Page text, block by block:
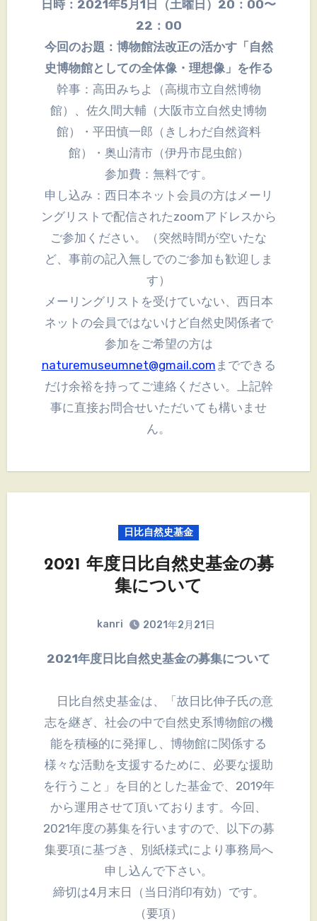
日時：2021年5月1日（土曜日）20：00〜
22：00
今回のお題：博物館法改正の活かす「自然
史博物館としての全体像・理想像」を作る
幹事：高田みちよ（高槻市立自然博物
館）、佐久間大輔（大阪市立自然史博物
館）・平田慎一郎（きしわだ自然資料
館）・奥山清市（伊丹市昆虫館）
参加費：無料です。
申し込み：西日本ネット会員の方はメーリ
ングリストで配信されたzoomアドレスから
ご参加ください。（突然時間が空いたな
ど、事前の記入無しでのご参加も歓迎しま
す）
メーリングリストを受けていない、西日本
ネットの会員ではないけど自然史関係者で
参加をご希望の方は
naturemuseumnet@gmail.com までできる
だけ余裕を持ってご連絡ください。上記幹
事に直接お問合せいただいても構いませ
ん。
日比自然史基金
2021 年度日比自然史基金の募
集について
kanri 2021年2月21日
2021年度日比自然史基金の募集について
日比自然史基金は、「故日比伸子氏の意
志を継ぎ、社会の中で自然史系博物館の機
能を積極的に発揮し、博物館に関係する
様々な活動を支援するために、必要な援助
を行うこと」を目的とした基金で、2019年
から運用させて頂いております。今回、
2021年度の募集を行いますので、以下の募
集要項に基づき、別紙様式により事務局へ
申し込んで下さい。
締切は4月末日（当日消印有効）です。
（要項）